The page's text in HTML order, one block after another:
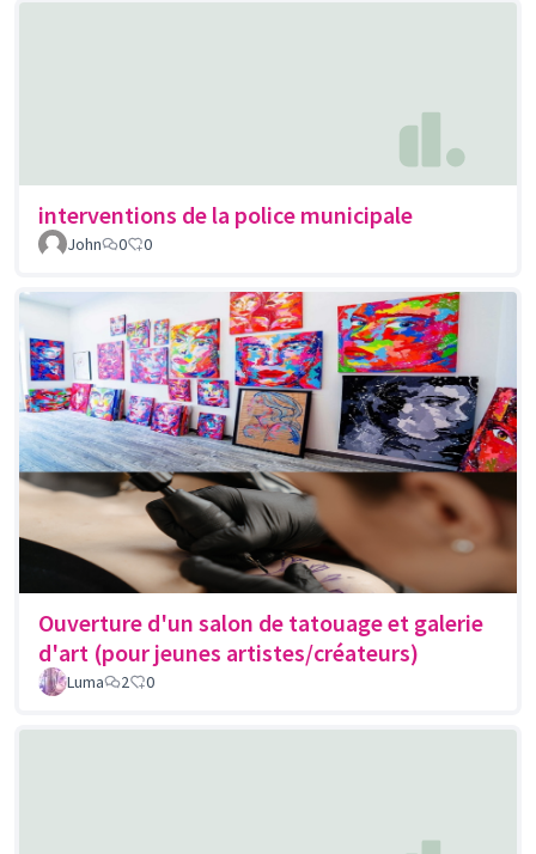
interventions de la police municipale
John 0 0
Ouverture d'un salon de tatouage et galerie
d'art (pour jeunes artistes/créateurs)
Luma 2 0